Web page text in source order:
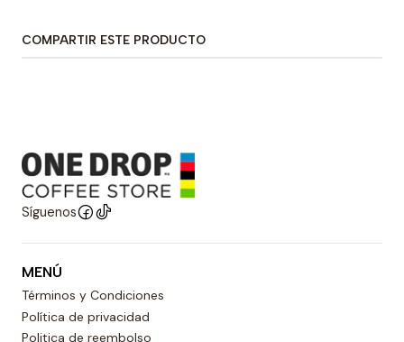
COMPARTIR ESTE PRODUCTO
Síguenos
MENÚ
Términos y Condiciones
Política de privacidad
Politica de reembolso